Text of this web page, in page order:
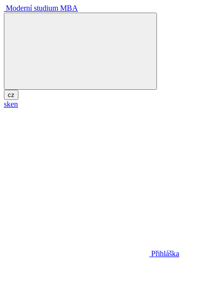
Moderní studium MBA
cz
sken
Přihláška